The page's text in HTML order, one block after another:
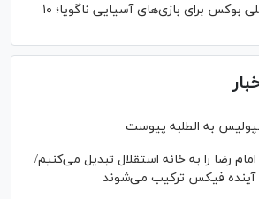
آغاز اردوی تیم ملی بوکس برای بازی‌های آسیایی ناگویا؛ ۱۰
به الطلبه پیوست
امام رضا را به خانه استقلال تبدیل می‌کنیم/